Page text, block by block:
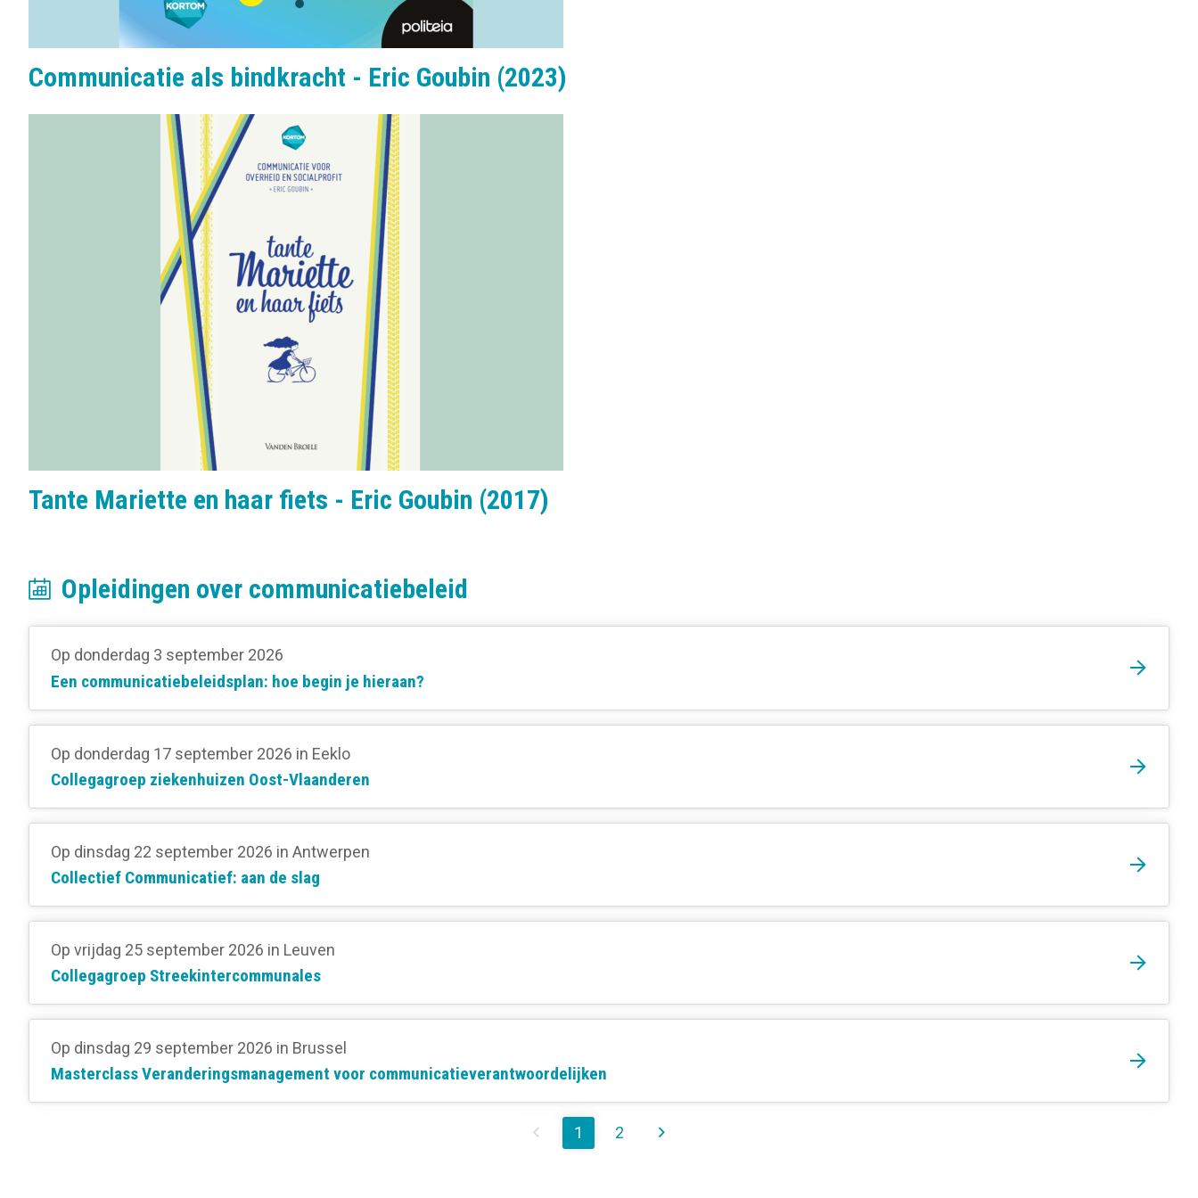
Communicatie als bindkracht - Eric Goubin (2023)
Tante Mariette en haar fiets - Eric Goubin (2017)
Opleidingen over communicatiebeleid
Op donderdag 3 september 2026
Een communicatiebeleidsplan: hoe begin je hieraan?
Op donderdag 17 september 2026 in Eeklo
Collegagroep ziekenhuizen Oost-Vlaanderen
Op dinsdag 22 september 2026 in Antwerpen
Collectief Communicatief: aan de slag
Op vrijdag 25 september 2026 in Leuven
Collegagroep Streekintercommunales
Op dinsdag 29 september 2026 in Brussel
Masterclass Veranderingsmanagement voor communicatieverantwoordelijken
1 2